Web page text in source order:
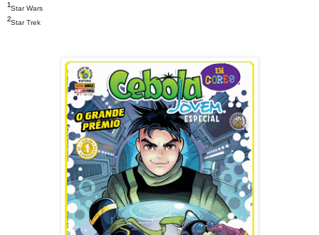
¹Star Wars
²Star Trek